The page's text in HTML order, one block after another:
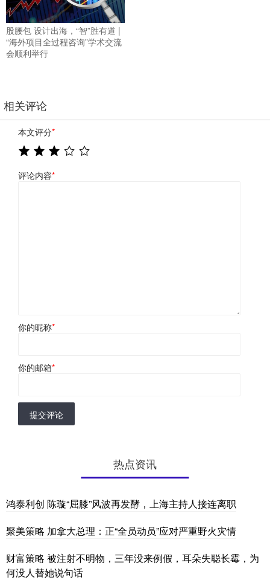
股腰包 设计出海，“智”胜有道 |
“海外项目全过程咨询”学术交流
会顺利举行
相关评论
本文评分*
评论内容*
你的昵称*
你的邮箱*
提交评论
热点资讯
鸿泰利创 陈璇“屈膝”风波再发酵，上海主持人接连离职
聚美策略 加拿大总理：正“全员动员”应对严重野火灾情
财富策略 被注射不明物，三年没来例假，耳朵失聪长霉，为
何没人替她说句话